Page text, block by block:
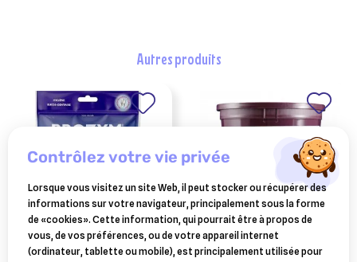
autres produits
prozym sticks rf2 - s/m
- hygiène bucco-
FARNAM
farnam ice tight 24-
contrôlez votre vie privée
Lorsque vous visitez un site Web, il peut stocker ou récupérer des
informations sur votre navigateur, principalement sous la forme
de «cookies». Cette information, qui pourrait être à propos de
vous, de vos préférences, ou de votre appareil internet
(ordinateur, tablette ou mobile), est principalement utilisée pour